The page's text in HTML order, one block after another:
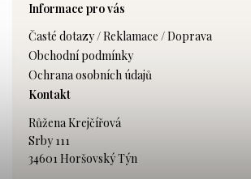
Informace pro vás
Časté dotazy / Reklamace / Doprava
Obchodní podmínky
Ochrana osobních údajů
Kontakt
Růžena Krejčířová
Srby 111
34601 Horšovský Týn